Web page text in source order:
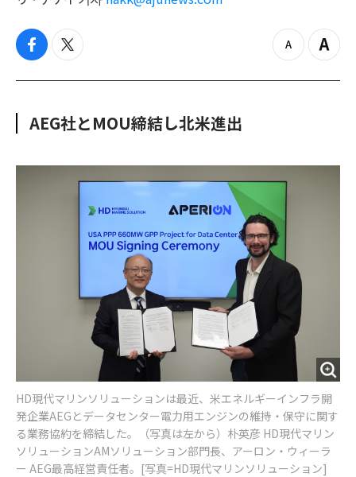
f
c
o
t
i
e
z
o
Z
o
AEG社とMOU締結し北米進出
HD現代マリンソリューションは最近、米エネルギーインフラ開
発企業AEGとデータセンター電力用エンジンの維持・保守に関す
る業務協約を締結した。（写真は左から）朴英彦 HD現代マリン
ソリューションAMソリューション部門長、アーロン・ウィーラ
ー AEG最高経営責任者。[写真=HD現代マリンソリューション]